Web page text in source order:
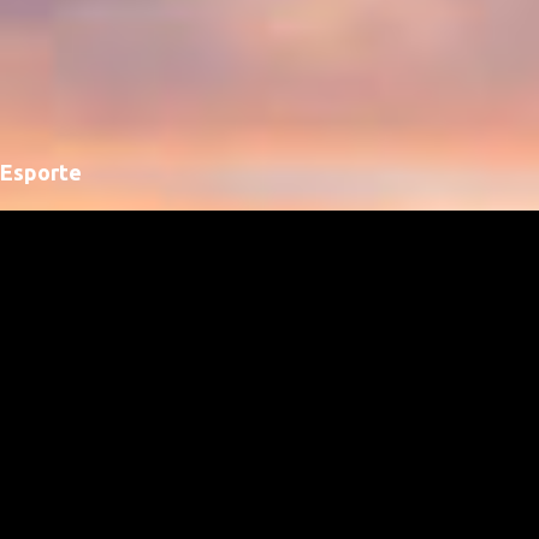
Esporte